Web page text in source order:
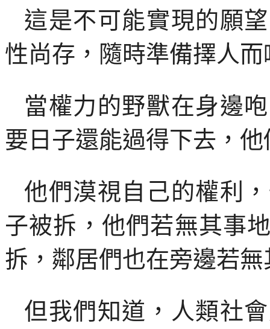
這是不可能實現的願
性尚存，隨時準備擇人而
當權力的野獸在身邊
要日子還能過得下去，
他們漠視自己的權利
子被拆，他們若無其事
拆，鄰居們也在旁邊若
但我們知道，人類社